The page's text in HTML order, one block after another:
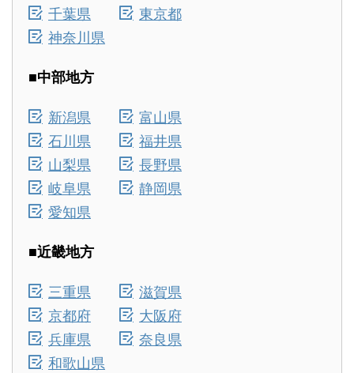
千葉県
東京都
神奈川県
■中部地方
新潟県
富山県
石川県
福井県
山梨県
長野県
岐阜県
静岡県
愛知県
■近畿地方
三重県
滋賀県
京都府
大阪府
兵庫県
奈良県
和歌山県